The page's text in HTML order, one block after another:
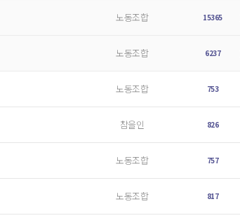
노동조합 15365
노동조합 6237
노동조합 753
참을인 826
노동조합 757
노동조합 817